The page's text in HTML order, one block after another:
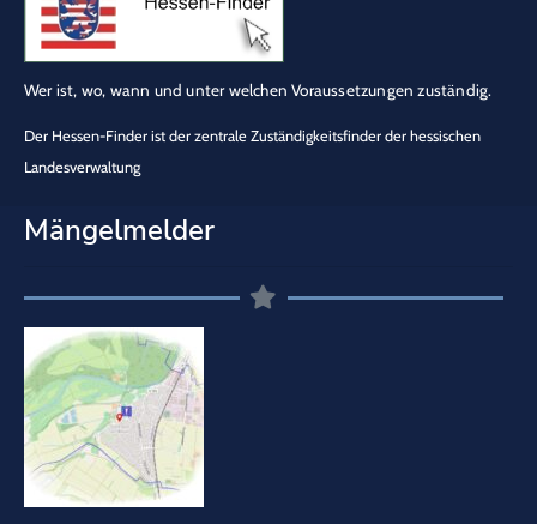
Wer ist, wo, wann und unter welchen Voraussetzungen zuständig.
Der Hessen-Finder ist der zentrale Zuständigkeitsfinder der hessischen
Landesverwaltung
Mängelmelder